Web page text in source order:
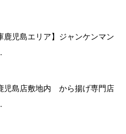
鹿児島エリア】ジャンケンマン
児島店敷地内 から揚げ専門店